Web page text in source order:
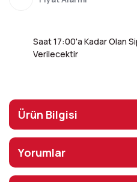
Saat 17:00'a Kadar Olan
Verilecektir
Ürün Bilgisi
Yorumlar